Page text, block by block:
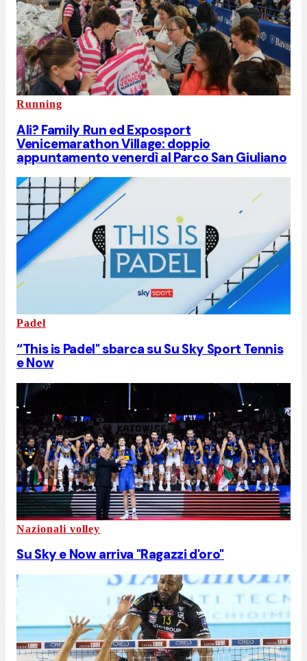
Running
Ali? Family Run ed Exposport
Venicemarathon Village: doppio
appuntamento venerdì al Parco San Giuliano
Padel
“This is Padel" sbarca su Su Sky Sport Tennis
e Now
Nazionali volley
Su Sky e Now arriva "Ragazzi d'oro"